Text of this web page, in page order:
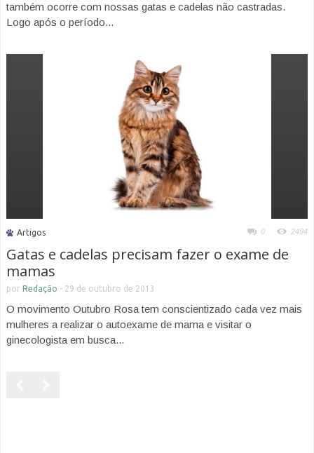
também ocorre com nossas gatas e cadelas não castradas.
Logo após o período...
Artigos 0 2494
Gatas e cadelas precisam fazer o exame de
mamas
por Redação - 29 de outubro de 2013
O movimento Outubro Rosa tem conscientizado cada vez mais
mulheres a realizar o autoexame de mama e visitar o
ginecologista em busca...